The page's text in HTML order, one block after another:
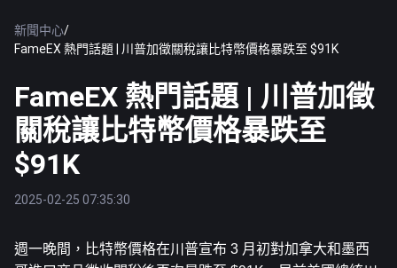
新聞中心/
FameEX 熱門話題 | 川普加徵關稅讓比特幣價格暴跌至 $91K
FameEX 熱門話題 | 川普加徵
關稅讓比特幣價格暴跌至
$91K
2025-02-25 07:35:30
週一晚間， 比特幣價格在川普宣布 3 月初對加拿大和墨西